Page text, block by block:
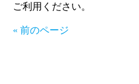
ご利用ください。
« 前のページ